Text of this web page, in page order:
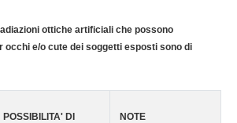
ottiche artificiali che possono
e/o cute dei soggetti esposti sono di
POSSIBILITA' DI
NOTE